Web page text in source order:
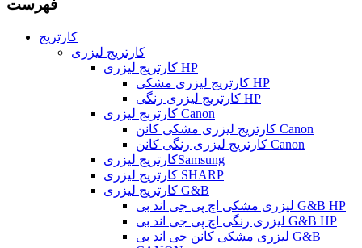
فهرست
کارتریج
کارتریج لیزری
کارتریج لیزری HP
کارتریج لیزری مشکی HP
کارتریج لیزری رنگی HP
کارتربج لیزری Canon
کارتریج لیزری مشکی کانن Canon
کارتریج لیزری رنگی کانن Canon
کارتریج لیزریSamsung
کارتریج لیزری SHARP
کارتریج لیزری G&B
لیزری مشکی اچ پی جی اند بی G&B HP
لیزری رنگی اچ پی جی اند بی G&B HP
لیزری مشکی کانن جی اند بی G&B